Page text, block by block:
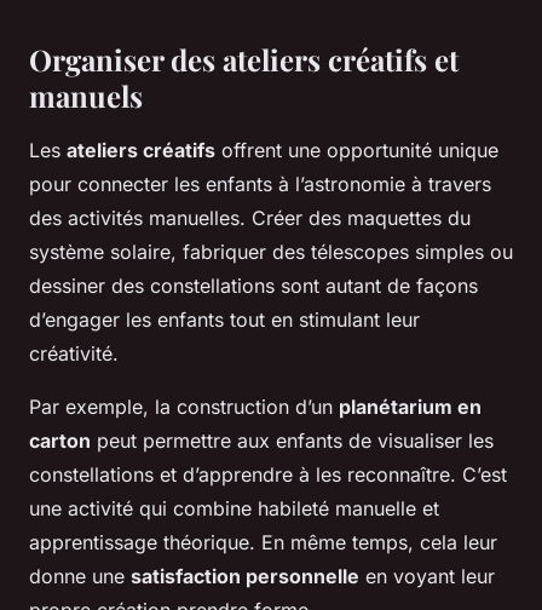
Organiser des ateliers créatifs et
manuels
Les ateliers créatifs offrent une opportunité unique
pour connecter les enfants à l’astronomie à travers
des activités manuelles. Créer des maquettes du
système solaire, fabriquer des télescopes simples ou
dessiner des constellations sont autant de façons
d’engager les enfants tout en stimulant leur
créativité.
Par exemple, la construction d’un planétarium en
carton peut permettre aux enfants de visualiser les
constellations et d’apprendre à les reconnaître. C’est
une activité qui combine habileté manuelle et
apprentissage théorique. En même temps, cela leur
donne une satisfaction personnelle en voyant leur